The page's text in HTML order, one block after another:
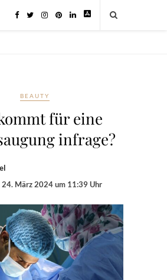
BEAUTY
für eine
infrage?
24. März 2024 um 11:39 Uhr